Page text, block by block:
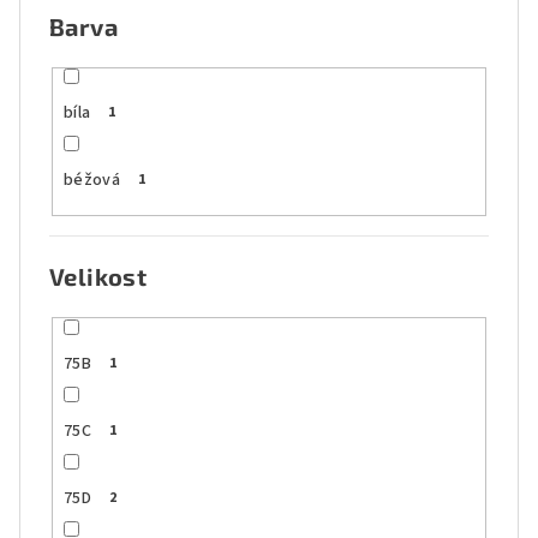
Barva
bíla 1
béžová 1
Velikost
75B 1
75C 1
75D 2